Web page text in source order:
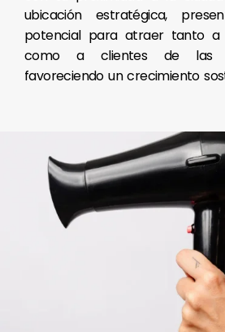
ubicación estratégica,
potencial para atraer tanto a
como a clientes de las
favoreciendo un crecimiento